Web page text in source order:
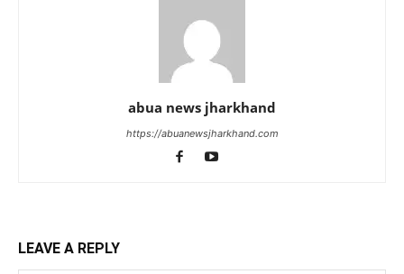
abua news jharkhand
https://abuanewsjharkhand.com
LEAVE A REPLY